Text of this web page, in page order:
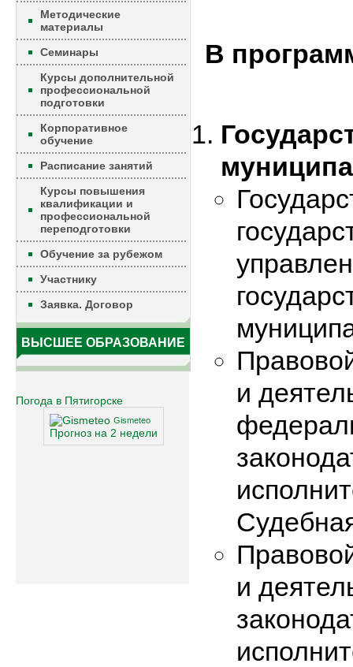
Методические
материалы
Семинары
Курсы дополнительной
профессиональной
подготовки
Корпоративное
обучение
Расписание занятий
Курсы повышения
квалификации и
профессиональной
переподготовки
Обучение за рубежом
Участнику
Заявка. Договор
ВЫСШЕЕ ОБРАЗОВАНИЕ
Погода в Пятигорске
Gismeteo
Прогноз на 2 недели
В
и
и